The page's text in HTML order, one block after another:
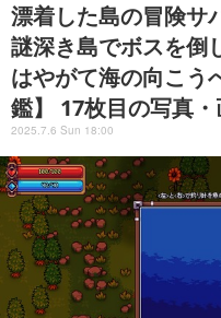
漂着した島の冒険サ
謎深き島でボスを倒
はやがて海の向こう
鑑】 17枚目の写真
2025.7.6 Sun 18:00